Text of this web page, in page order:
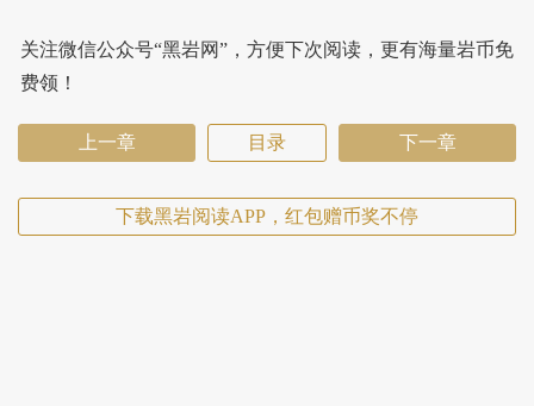
关注微信公众号“黑岩网”，方便下次阅读，更有海量岩币免
费领！
上一章 目录 下一章
下载黑岩阅读APP，红包赠币奖不停